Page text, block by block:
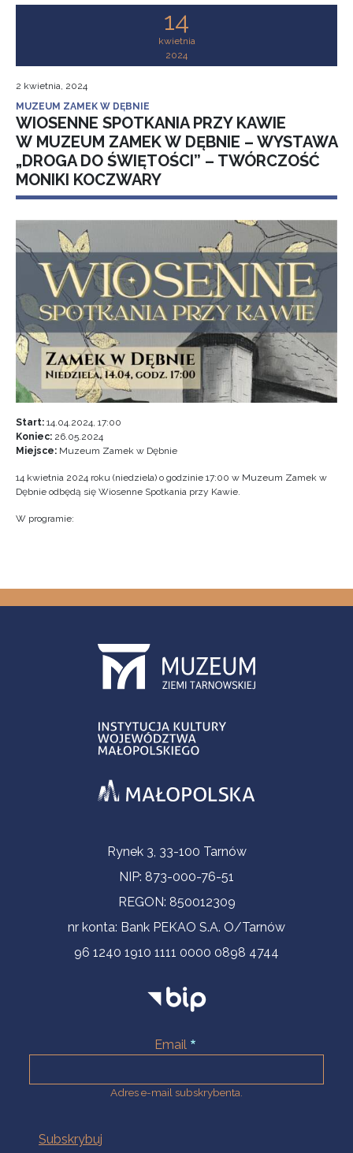
14
kwietnia
2024
2 kwietnia, 2024
MUZEUM ZAMEK W DĘBNIE
WIOSENNE SPOTKANIA PRZY KAWIE
W MUZEUM ZAMEK W DĘBNIE – WYSTAWA
„DROGA DO ŚWIĘTOŚCI” – TWÓRCZOŚĆ
MONIKI KOCZWARY
Start: 14.04.2024, 17:00
Koniec: 26.05.2024
Miejsce: Muzeum Zamek w Dębnie
14 kwietnia 2024 roku (niedziela) o godzinie 17:00 w Muzeum Zamek w
Dębnie odbędą się Wiosenne Spotkania przy Kawie.
W programie:
Informacje kontaktoweRynek 3, 33-100 Tarnów
NIP: 873-000-76-51
REGON: 850012309
nr konta: Bank PEKAO S.A. O/Tarnów
96 1240 1910 1111 0000 0898 4744
Email
Adres e-mail subskrybenta.